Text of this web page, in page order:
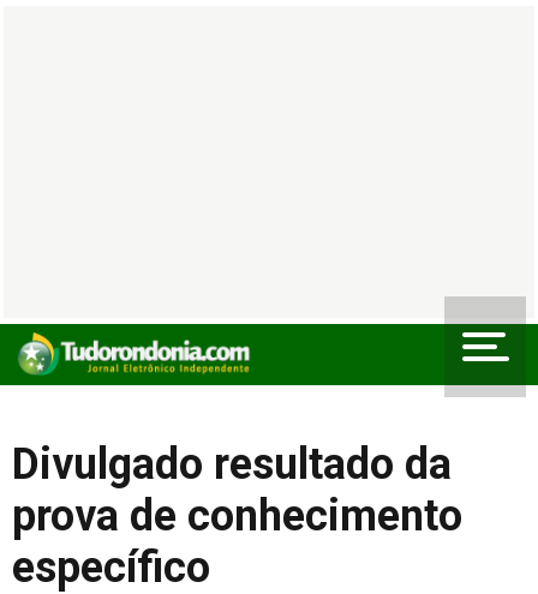
Divulgado resultado da
prova de conhecimento
específico